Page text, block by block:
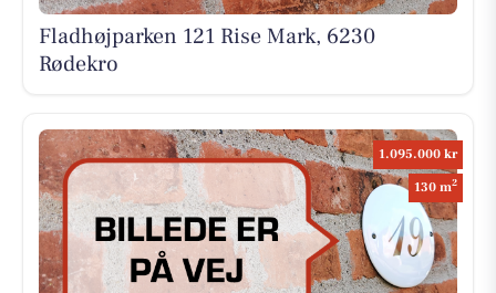
Fladhøjparken 121 Rise Mark, 6230
Rødekro
1.095.000 kr
130 m2